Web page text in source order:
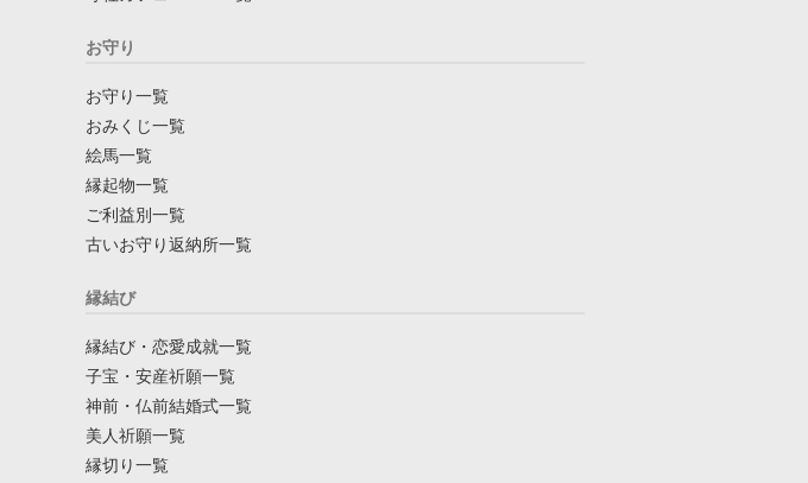
お守り
お守り一覧
おみくじ一覧
絵馬一覧
縁起物一覧
ご利益別一覧
古いお守り返納所一覧
縁結び
縁結び・恋愛成就一覧
子宝・安産祈願一覧
神前・仏前結婚式一覧
美人祈願一覧
縁切り一覧